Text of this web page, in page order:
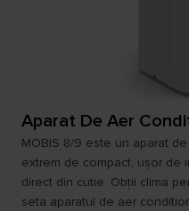
Aparat De Aer
MOBIS 8/9 este un aparat
extrem de compact, ușor de
direct din cutie. Obţii clima
seta aparatul de aer